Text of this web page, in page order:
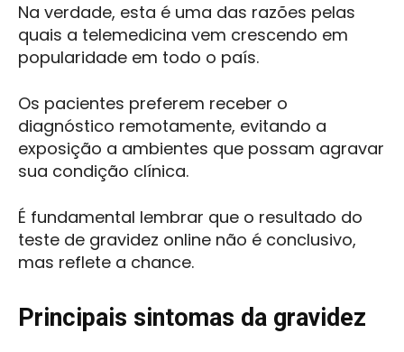
Na verdade, esta é uma das razões pelas
quais a telemedicina vem crescendo em
popularidade em todo o país.
Os pacientes preferem receber o
diagnóstico remotamente, evitando a
exposição a ambientes que possam agravar
sua condição clínica.
É fundamental lembrar que o resultado do
teste de gravidez online não é conclusivo,
mas reflete a chance.
Principais sintomas da gravidez